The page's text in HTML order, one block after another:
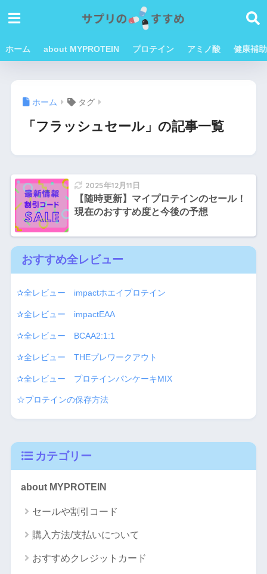
ホーム about MYPROTEIN プロテイン アミノ酸 健康補
ホーム タグ
「フラッシュセール」の記事一覧
2025年12月11日
【随時更新】マイプロテインのセール！
現在のおすすめ度と今後の予想
おすすめ全レビュー
✰全レビュー impactホエイプロテイン
✰全レビュー impactEAA
✰全レビュー BCAA2:1:1
✰全レビュー THEプレワークアウト
✰全レビュー プロテインパンケーキMIX
☆プロテインの保存方法
カテゴリー
about MYPROTEIN
セールや割引コード
購入方法/支払いについて
おすすめクレジットカード